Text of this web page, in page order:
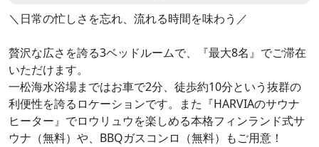
＼日常の忙しさを忘れ、流れる時間を味わう／
贅沢な広さを誇る3ベッドルームで、『最大8名』でご滞在
いただけます。
一松海水浴場まではお車で2分、徒歩約10分という抜群の
利便性を誇るロケーションです。また『HARVIAのサウナ
ヒーター』でロウリュウを楽しめる本格フィンランド式サ
ウナ（無料）や、BBQガスコンロ（無料）もご用意！